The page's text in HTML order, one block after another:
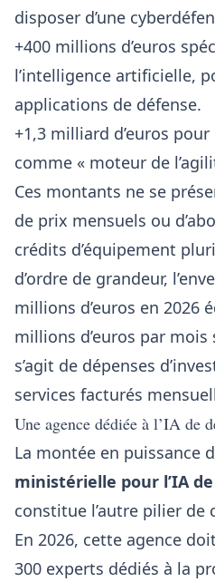
disposer d’une
+400 millions d’euros
l’intelligence artificielle,
applications de défense.
+1,3 milliard d’euros
comme « moteur de
Ces montants ne se
de prix mensuels ou
crédits d’équipement
d’ordre de grandeur,
millions d’euros en 2026
millions d’euros par mois
s’agit de dépenses
services facturés
Une agence dédiée à l’IA de
La montée en puissance
ministérielle pour l’IA
constitue l’autre pilier de
En 2026, cette agence
300 experts dédiés à la